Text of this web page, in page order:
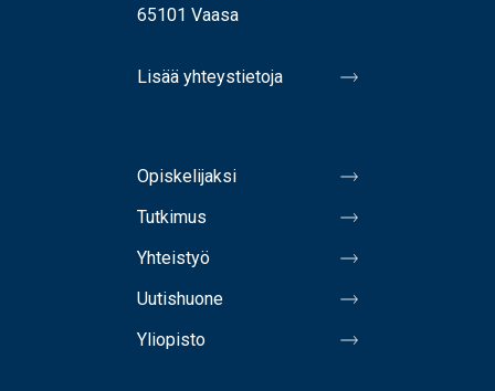
65101 Vaasa
Lisää yhteystietoja
Opiskelijaksi
Tutkimus
Yhteistyö
Uutishuone
Yliopisto